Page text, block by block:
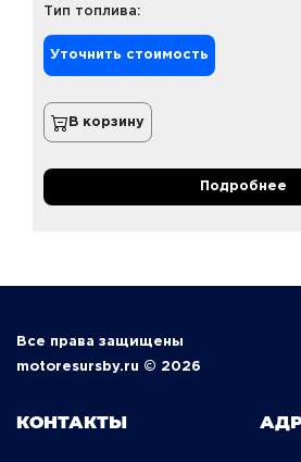
Тип топлива:
Уточнить стоимость
В корзину
Подробнее
Все права защищены
motoresursby.ru © 2026
КОНТАКТЫ